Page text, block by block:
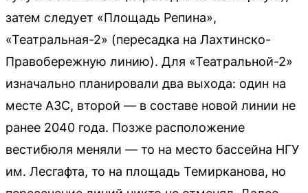
затем следует «Площадь Репина»,
«Театральная-2» (пересадка на Лахтинско-
Правобережную линию). Для «Театральной-2»
изначально планировали два выхода: один на
месте АЗС, второй — в составе новой линии не
ранее 2040 года. Позже расположение
вестибюля меняли — то на место бассейна НГУ
им. Лесгафта, то на площадь Темирканова, но